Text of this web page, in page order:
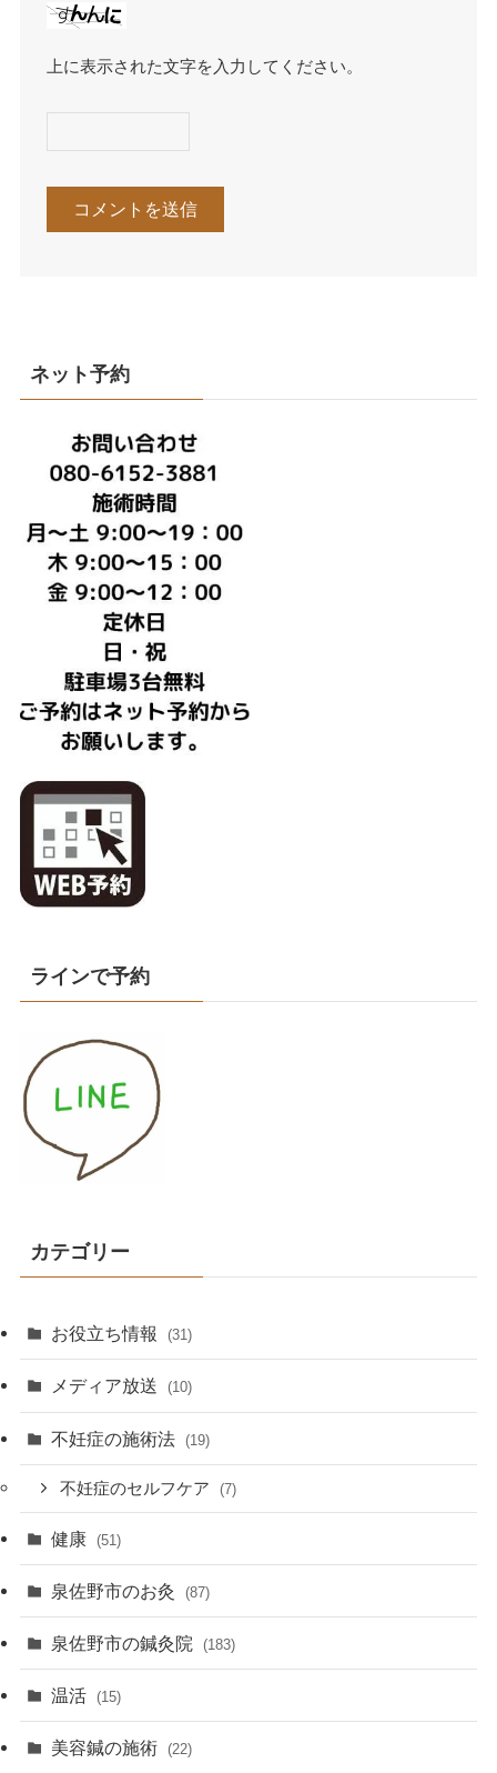
上に表示された文字を入力してください。
ネット予約
ラインで予約
カテゴリー
お役立ち情報 (31)
メディア放送 (10)
不妊症の施術法 (19)
不妊症のセルフケア (7)
健康 (51)
泉佐野市のお灸 (87)
泉佐野市の鍼灸院 (183)
温活 (15)
美容鍼の施術 (22)